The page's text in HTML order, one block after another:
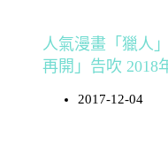
人氣漫畫「獵人
再開」告吹 2018
2017-12-04